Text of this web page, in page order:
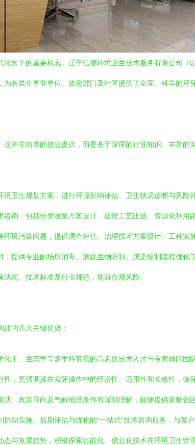
水平的重要标志。辽宁信德环境卫生技术服务有限公司
各类企事业单位、政府部门及社区提供了全面、科学的环
并非简单的信息提供，而是基于深厚的行业知识、丰富
卫生规划方案，进行环境影响评估、卫生状况诊断与风险评
询：包括分类收集方案设计、处理工艺比选、资源化利用
境污染问题，提供调查评估、治理技术方案设计、工程实
提供专业的场所消毒、病媒生物防制、感染控制流程优化
规、技术标准及行业规范，规避合规风险。
的几大关键优势：
工、生态学等多学科背景的高素质技术人才与专家顾问团
，更强调其在实际操作中的经济性、适用性和长效性，确
、政策导向及气候地理条件有深刻理解，能够提供更贴合
助实施、后期评估与优化的“一站式”技术咨询服务，与客
与发展趋势，积极探索智能化、信息化技术在环境卫生管